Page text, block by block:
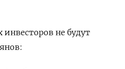
не будут